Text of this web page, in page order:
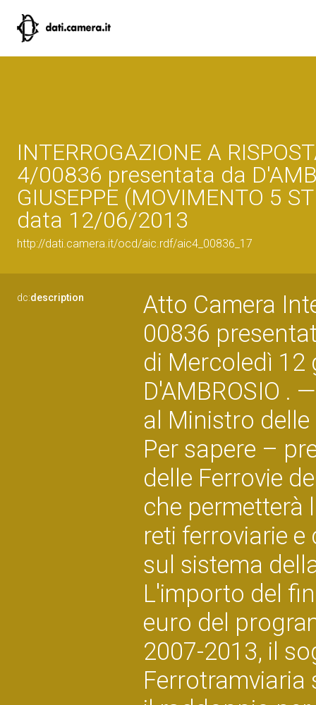
INTERROGAZIONE A
4/00836 presentata da
GIUSEPPE (MOVIMENTO 5
data 12/06/2013
http://dati.camera.it/ocd/aic.rdf/aic4_00836_17
dc:description
Atto Camera
00836
di Mercoledì 12
D'AMBROSIO .
al Ministro
Per sapere –
delle Ferrovie
che permetterà
reti ferroviarie
sul sistema
L'importo del
euro del
2007-2013, il